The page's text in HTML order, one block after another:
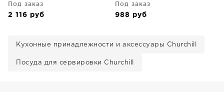
Под заказ
2 116 руб
Под заказ
988 руб
Кухонные принадлежности и аксессуары Churchill
Посуда для сервировки Churchill